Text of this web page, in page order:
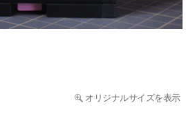
オリジナルサイズを表示